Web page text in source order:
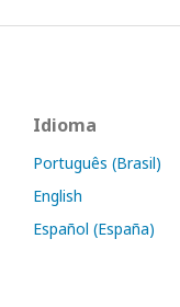
Idioma
Português (Brasil)
English
Español (España)